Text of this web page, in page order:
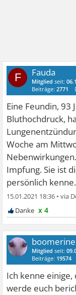
F Fauda
Mitglied seit:
Beiträge:2771
Eine Feundin, 93
Bluthochdruck,
Woche am
Impfung. Sie ist
persönlich kenne.
15.01.2021 18:36 •
x 4
boomerine
Mitglied seit:
Beiträge: 19574
Ich kenne einige,
werde euch